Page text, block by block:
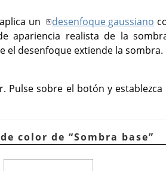
un
desenfoque gaussiano
apariencia realista de la
el desenfoque extiende la sombra.
Pulse sobre el botón y
color de “Sombra base”